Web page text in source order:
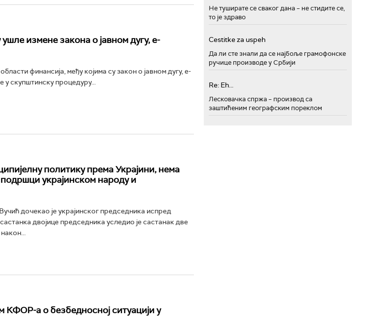
измене закона о јавном дугу, е-
финансија, међу којима су закон о јавном дугу, е-
у скупштинску процедуру...
политику према Украјини, нема
украјинском народу и
дочекао је украјинског председника испред
двојице председника уследио је састанак две
КФОР-а о безбедносној ситуацији у
Не туширате се сваког дана – не стидите се,
то је здраво
Cestitke za uspeh
Да ли сте знали да се најбоље грамофонске
ручице производе у Србији
Re: Eh...
Лесковачка спржа – производ са
заштићеним географским пореклом